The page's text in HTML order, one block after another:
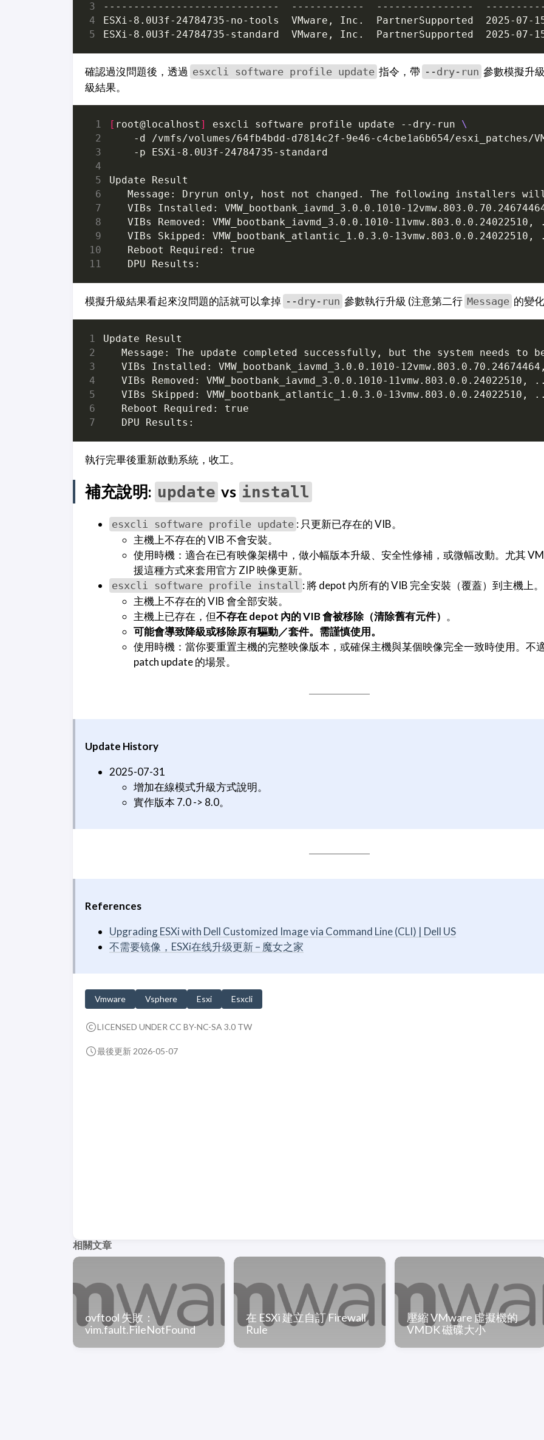
確認過沒問題後，透過 esxcli software profile update 指令，帶 --dry-run 參數模擬升
級結果。
[ root@localhost ] esxcli software profile update --dry-run
-d /vmfs/volumes/64fb4bdd-d7814c2f-9e46-c4cbe1a6b654/
Message: Dryrun only, host not changed. The following installers
   Reboot Required:
true
模擬升級結果看起來沒問題的話就可以拿掉 --dry-run 參數執行升級 (注意第二行 Message 的變
Message: The update completed successfully, but the system needs to
   Reboot Required:
true
執行完畢後重新啟動系統，收工。
補充說明: update vs install
esxcli software profile update : 只更新已存在的 VIB。
主機上不存在的 VIB 不會安裝。
使用時機：適合在已有映像架構中，做小幅版本升級、安全性修補，或微幅改動。尤其
援這種方式來套用官方 ZIP 映像更新。
esxcli software profile install : 將 depot 內所有的 VIB 完全安裝（覆蓋）到主機上。
主機上不存在的 VIB 會全部安裝。
主機上已存在，但不存在 depot 內的 VIB 會被移除（清除舊有元件） 。
可能會導致降級或移除原有驅動／套件。需謹慎使用。
使用時機：當你要重置主機的完整映像版本，或確保主機與某個映像完全一致時使用。不
patch update 的場景。
Update History
2025-07-31
增加在線模式升級方式說明。
實作版本 7.0 -> 8.0。
References
Upgrading ESXi with Dell Customized Image via Command Line (CLI) | Dell US
不需要镜像，ESXi在线升级更新 – 魔女之家
Vmware Vsphere Esxi Esxcli
LICENSED UNDER CC BY-NC-SA 3.0 TW
最後更新 2026-05-07
相關文章
ovftool 失敗：
vim.fault.FileNotFound
在 ESXi 建立自訂 Firewall
Rule
壓縮 VMware 虛擬機的
VMDK 磁碟大小